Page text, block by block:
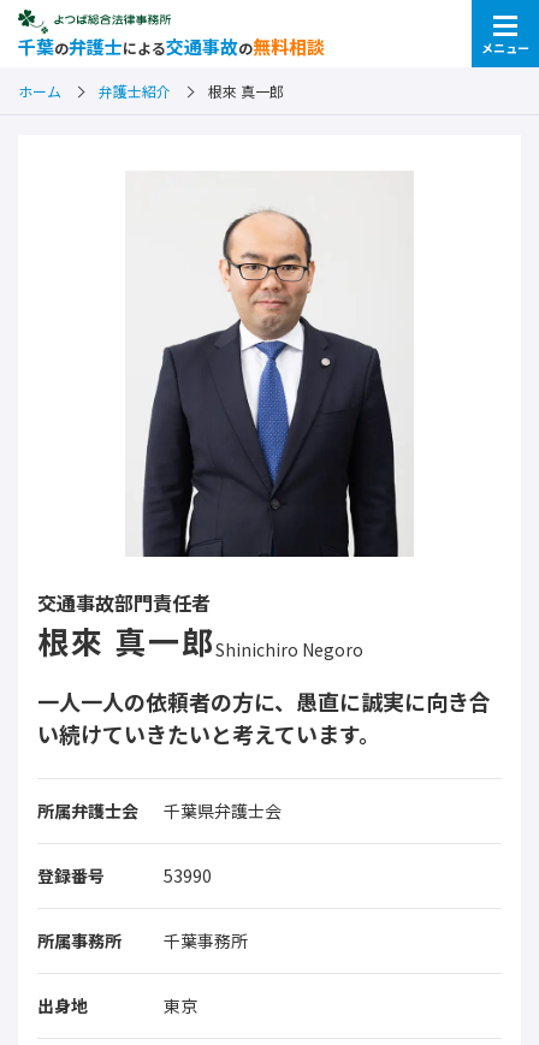
千葉の弁護士による交通事故の無料相談 メニュー
ホーム 弁護士紹介 根來 真一郎
交通事故部門責任者
根來 真一郎Shinichiro Negoro
一人一人の依頼者の方に、愚直に誠実に向き合
い続けていきたいと考えています。
所属弁護士会 千葉県弁護士会
登録番号 53990
所属事務所 千葉事務所
出身地 東京